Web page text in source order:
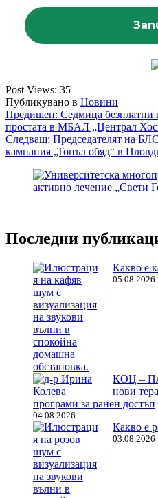
Post Views: 35
Публикувано в Новини
Навигация
Предишен: Седмица безплатни
простата в МБАЛ „Централ
Следващ: Председателят на
кампания „Топъл обяд“ в
Последни
Какво е
05.08.2026
КОЦ –
нови
програми за ранен достъп
04.08.2026
Какво е
03.08.2026